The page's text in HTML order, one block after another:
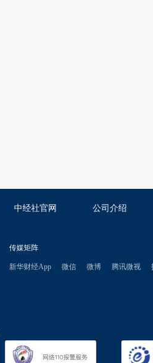
中经社官网 公司介绍
传媒矩阵
新华财经App 微信 微博 腾讯微视